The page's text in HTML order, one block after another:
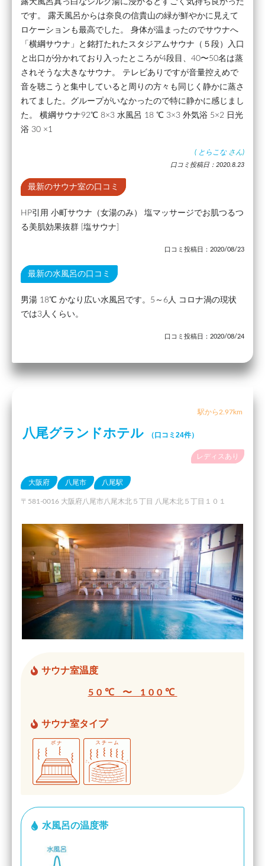
露天風呂真っ白なシルク湯に浸かるとすごく気持ち良かった
です。 露天風呂からは奈良の信貴山の緑が鮮やかに見えて
ロケーションも最高でした。 身体が温まったのでサウナへ
「横綱サウナ」と銘打たれたスタジアムサウナ（５段）入口
と出口が分かれており入ったところが4段目、40〜50名は蒸
されそうな大きなサウナ。 テレビありですが音量控えめで
音を聴こうと集中していると周りの方々も同じく静かに蒸さ
れてました。グループがいなかったので特に静かに感じまし
た。 横綱サウナ92℃ 8×3 水風呂 18 ℃ 3×3 外気浴 5×2 日光
浴 30 ×1
( とらこな さん)
口コミ投稿日：2020.8.23
最新のサウナ室の口コミ
HP引用 小町サウナ（女湯のみ） 塩マッサージでお肌つるつ
る美肌効果抜群 [塩サウナ]
口コミ投稿日：2020/08/23
最新の水風呂の口コミ
男湯 18℃ かなり広い水風呂です。5～6人 コロナ渦の現状
では3人くらい。
口コミ投稿日：2020/08/24
駅から2.97km
八尾グランドホテル （口コミ24件）
レディスあり
大阪府 八尾市 八尾駅
〒581-0016 大阪府八尾市八尾木北５丁目 八尾木北５丁目１０１
サウナ室温度
50℃ 〜 100℃
サウナ室タイプ
水風呂の温度帯